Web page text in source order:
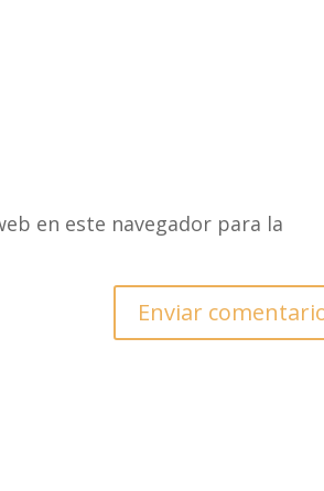
en este navegador para la